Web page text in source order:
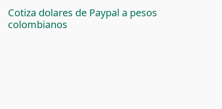
Cotiza dolares de Paypal a pesos
colombianos